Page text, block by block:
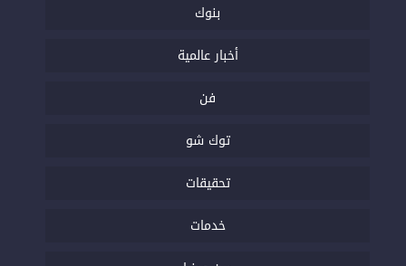
بنوك
أخبار عالمية
فن
توك شو
تحقيقات
خدمات